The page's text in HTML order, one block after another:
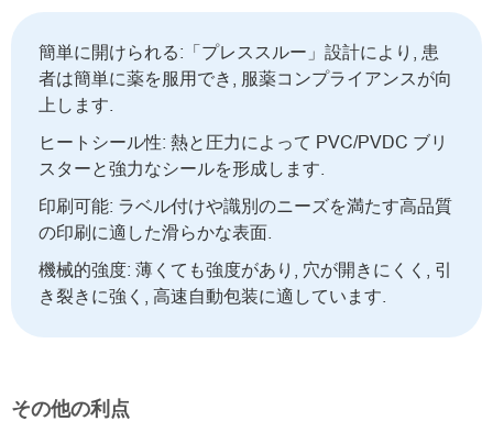
簡単に開けられる:「プレススルー」設計により, 患
者は簡単に薬を服用でき, 服薬コンプライアンスが向
上します.
ヒートシール性: 熱と圧力によって PVC/PVDC ブリ
スターと強力なシールを形成します.
印刷可能: ラベル付けや識別のニーズを満たす高品質
の印刷に適した滑らかな表面.
機械的強度: 薄くても強度があり, 穴が開きにくく, 引
き裂きに強く, 高速自動包装に適しています.
その他の利点